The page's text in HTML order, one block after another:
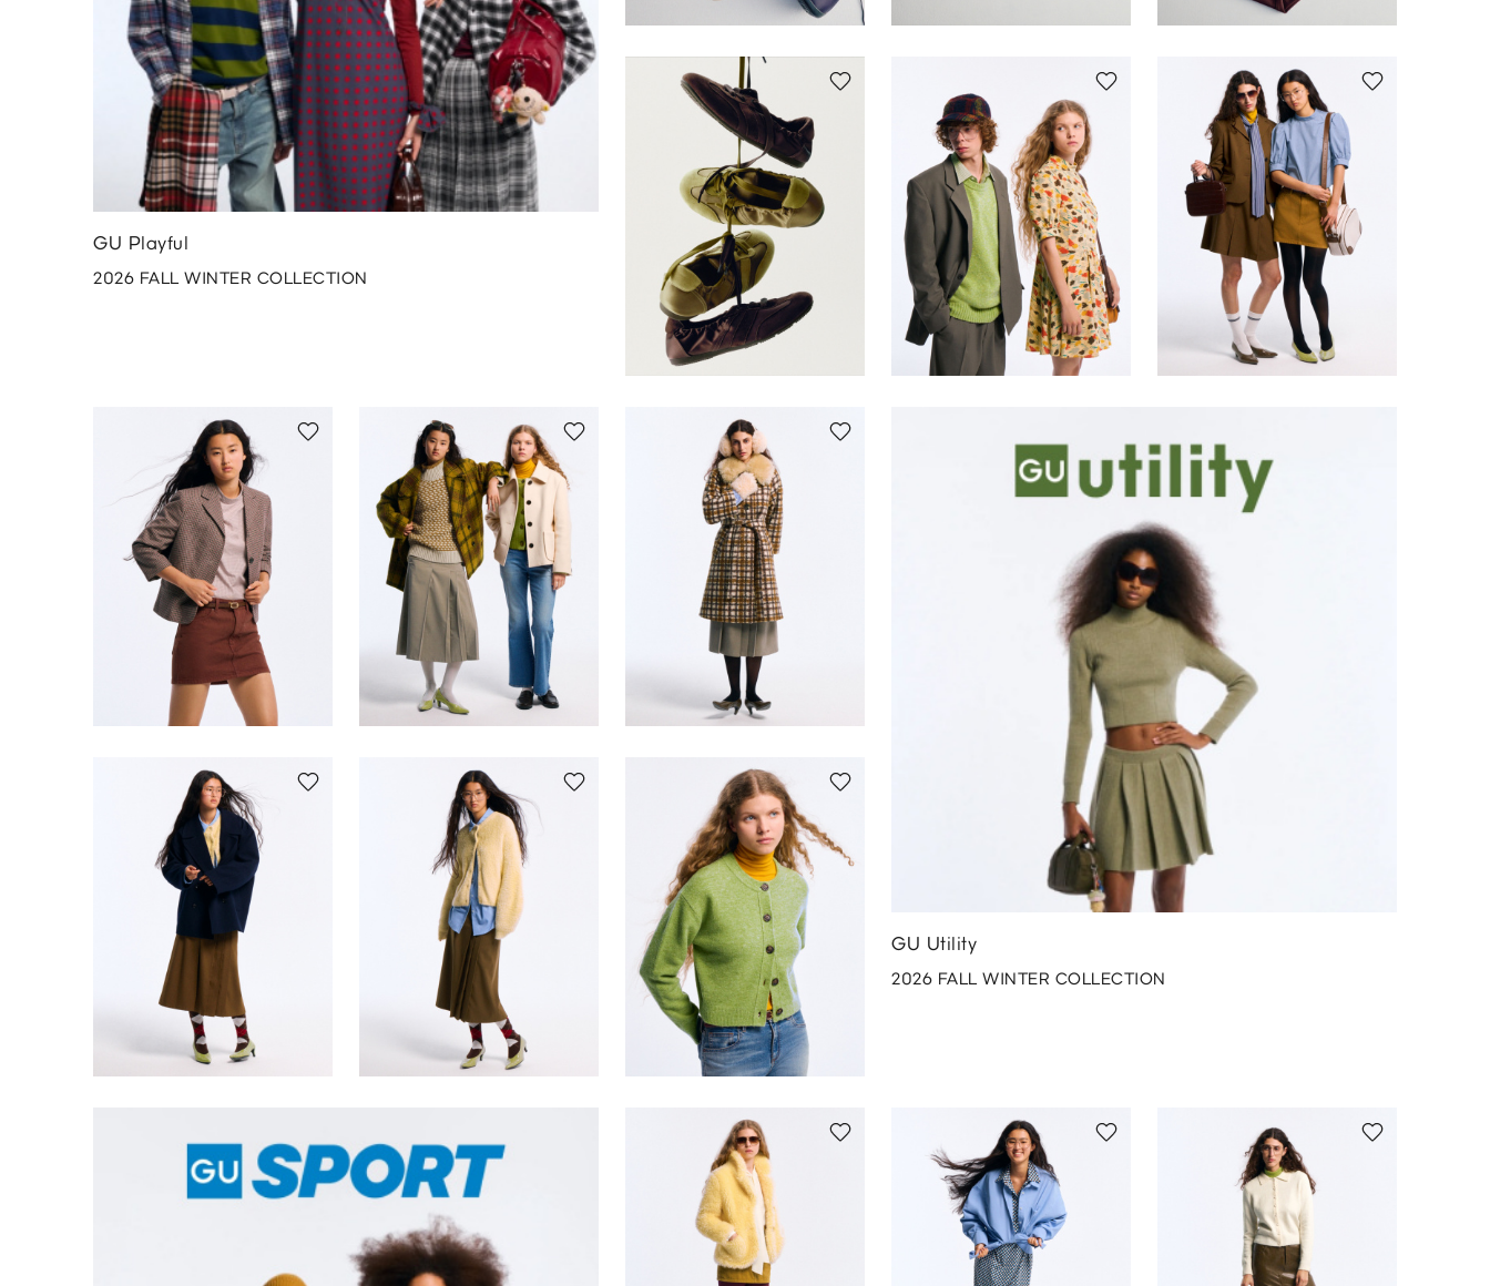
GU Playful
2026 FALL WINTER COLLECTION
GU Utility
2026 FALL WINTER COLLECTION